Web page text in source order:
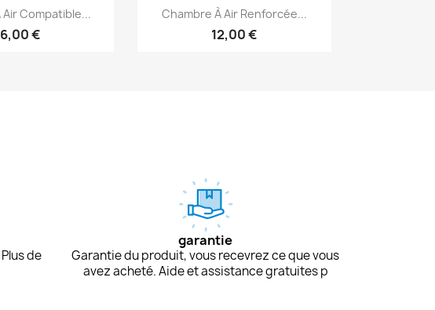
rapide
Air Compatible...
€
Aperçu rapide
Chambre À Air Renforcée...
12,00 €
de
garantie
Garantie du produit, vous recevrez ce que vous
avez acheté. Aide et assistance gratuites p